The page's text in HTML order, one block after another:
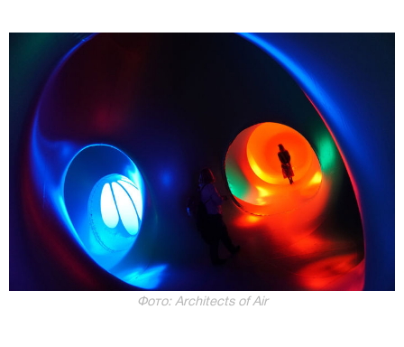
Фото: Architects of Air